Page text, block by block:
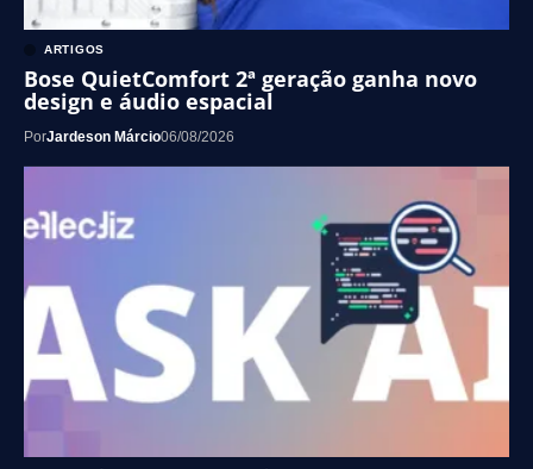
ARTIGOS
Bose QuietComfort 2ª geração ganha novo
design e áudio espacial
PorJardeson Márcio06/08/2026